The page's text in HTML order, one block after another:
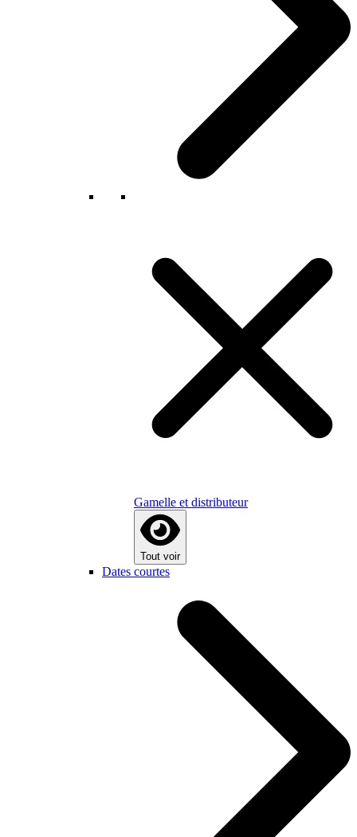
Gamelle et distributeur
Tout voir
Dates courtes